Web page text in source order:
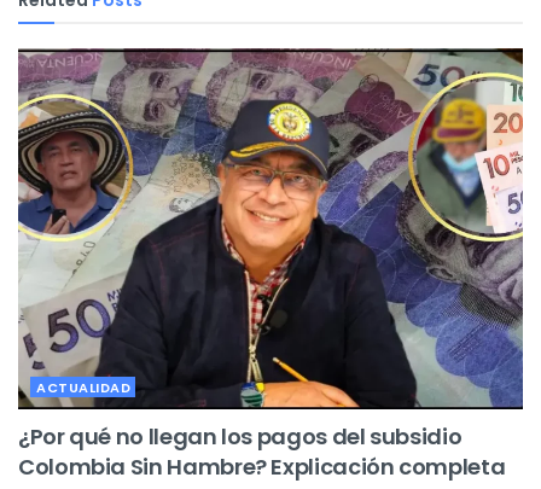
ACTUALIDAD
¿Por qué no llegan los pagos del subsidio
Colombia Sin Hambre? Explicación completa